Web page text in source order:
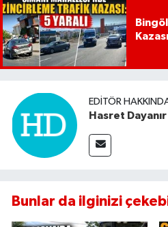
EDITÖR
Hasret Dayanır
Bunlar da ilginizi